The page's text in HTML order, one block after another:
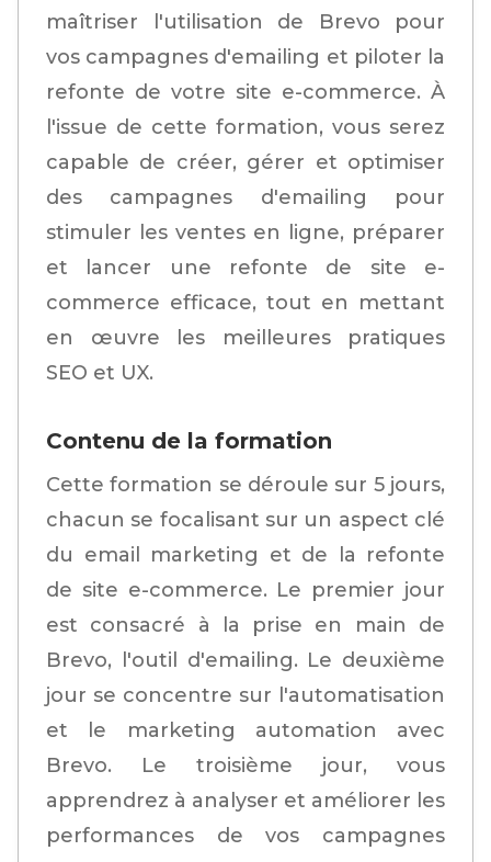
maîtriser l'utilisation de Brevo pour
vos campagnes d'emailing et piloter la
refonte de votre site e-commerce. À
l'issue de cette formation, vous serez
capable de créer, gérer et optimiser
des campagnes d'emailing pour
stimuler les ventes en ligne, préparer
et lancer une refonte de site e-
commerce efficace, tout en mettant
en œuvre les meilleures pratiques
SEO et UX.
Contenu de la formation
Cette formation se déroule sur 5 jours,
chacun se focalisant sur un aspect clé
du email marketing et de la refonte
de site e-commerce. Le premier jour
est consacré à la prise en main de
Brevo, l'outil d'emailing. Le deuxième
jour se concentre sur l'automatisation
et le marketing automation avec
Brevo. Le troisième jour, vous
apprendrez à analyser et améliorer les
performances de vos campagnes